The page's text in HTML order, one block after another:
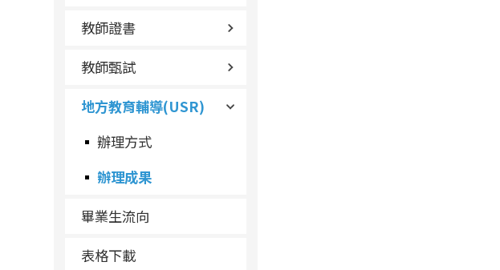
教師證書
教師甄試
地方教育輔導(USR)
辦理方式
辦理成果
畢業生流向
表格下載